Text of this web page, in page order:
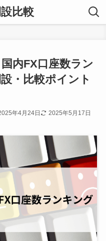
比較
国内FX口座数ラン
・比較ポイント
年4月24日 2025年5月17日